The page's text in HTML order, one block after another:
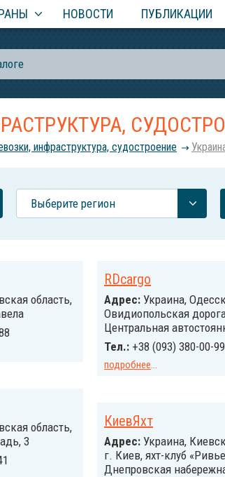
НОВОСТИ ПУБЛИКАЦИИ
инфраструктура, судостроение
Выберите регион
область,
RDcargo
Адрес: Украина,
Овидиопольская
Центральная
Тел.: +38 (093) 380-00-99
подробнее...
область,
3
КиевЯхт
Адрес: Украина,
г. Киев, яхт-клуб
Днепровская